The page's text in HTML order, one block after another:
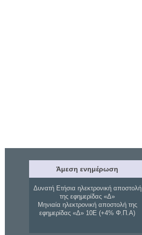
Άμεση ενημέρωση
Δυνατή Ετήσια ηλεκτρονική αποστολή
της εφημερίδας «Δ»
Μηνιαία ηλεκτρονική αποστολή της
εφημερίδας «Δ» 10Ε (+4% Φ.Π.Α)